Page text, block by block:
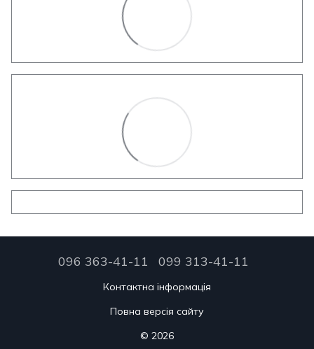
096 363-41-11 099 313-41-11
Контактна інформація
Повна версія сайту
© 2026